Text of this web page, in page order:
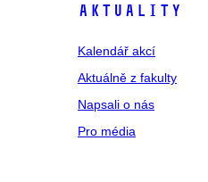
Aktuality
Kalendář akcí
Aktuálně z fakulty
Napsali o nás
Pro média